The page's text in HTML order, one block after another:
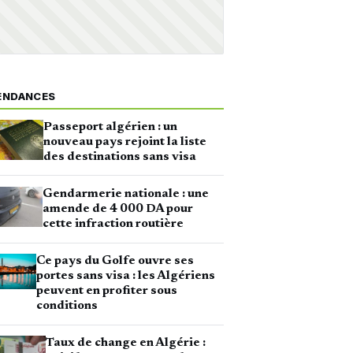
Passeport algérien : un
nouveau pays rejoint la liste
des destinations sans visa
Gendarmerie nationale : une
amende de 4 000 DA pour
cette infraction routière
Ce pays du Golfe ouvre ses
portes sans visa : les Algériens
peuvent en profiter sous
conditions
Taux de change en Algérie :